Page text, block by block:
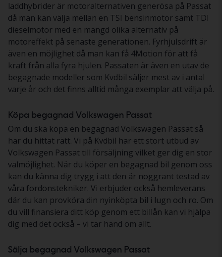
laddhybrider är motoralternativen generösa på Passat
då man kan välja mellan en TSI bensinmotor samt TDI
dieselmotor med en mängd olika alternativ på
motoreffekt på senaste generationen. Fyrhjulsdrift är
även en möjlighet då man kan få 4Motion för att få
kraft från alla fyra hjulen. Passaten är även en utav de
begagnade modeller som Kvdbil säljer mest av i antal
varje år och det finns alltid många exemplar att välja på.
Köpa begagnad Volkswagen Passat
Om du ska köpa en begagnad Volkswagen Passat så
har du hittat rätt. Vi på Kvdbil har ett stort utbud av
Volkswagen Passat till försäljning vilket ger dig en stor
valmöjlighet. När du köper en begagnad bil genom oss
kan du känna dig trygg i att den är noggrant testad av
våra fordonstekniker. Vi erbjuder också hemleverans
där du kan provköra din nyinköpta bil i lugn och ro. Om
du vill finansiera ditt köp genom ett billån kan vi hjälpa
dig med det också – vi tar hand om allt.
Sälja begagnad Volkswagen Passat